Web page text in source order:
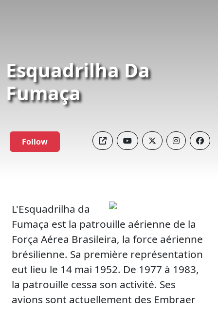
Esquadrilha Da
Fumaça
Follow
L'Esquadrilha da
Fumaça est la patrouille aérienne de la
Força Aérea Brasileira, la force aérienne
brésilienne. Sa première représentation
eut lieu le 14 mai 1952. De 1977 à 1983,
la patrouille cessa son activité. Ses
avions sont actuellement des Embraer